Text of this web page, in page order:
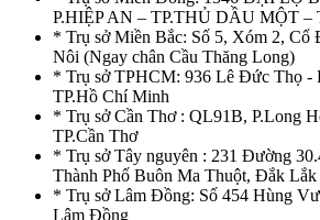
P.HIỆP AN – TP.THỦ DẦU MỘT
* Trụ sở Miền Bắc: Số 5, Xóm 2, Cổ
Nôi (Ngay chân Cầu Thăng Long)
* Trụ sở TPHCM: 936 Lê Đức Thọ -
TP.Hồ Chí Minh
* Trụ sở Cần Thơ : QL91B, P.Long
TP.Cần Thơ
* Trụ sở Tây nguyên : 231 Đường
Thành Phố Buôn Ma Thuột, Đắk Lắk
* Trụ sở Lâm Đồng: Số 454 Hùng
Lâm Đồng